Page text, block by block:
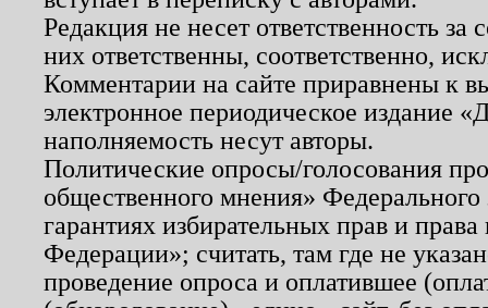
Редакция не несет ответственность
них ответственны, соответственно,
Комментарии на сайте приравнены к
электронное периодическое издание
наполняемость несут авторы.
Политические опросы/голосования
общественного мнения»
гарантиях избирательных прав и
Федерации»; считать, там где не
проведение опроса и оплатившее